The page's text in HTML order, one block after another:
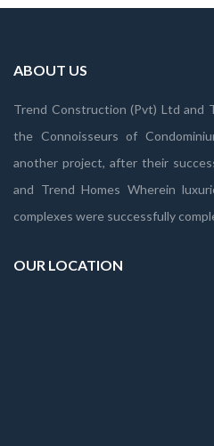
ABOUT US
Trend Construction (Pvt) Ltd and
the Connoisseurs of
another project, after their
and Trend Homes Wherein
complexes were successfully
OUR LOCATION